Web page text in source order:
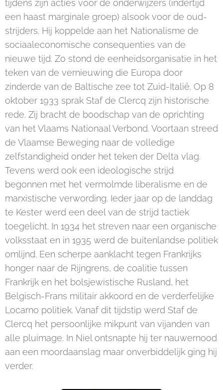
tijdens zijn acties voor de onderwijzers (indertijd
een haast marginale groep) alsook voor de oud-
strijders. Hij koppelde aan het Nationalisme de
sociaaleconomische consequenties van de
nieuwe tijd. Zo stond de eenheidsorganisatie in het
teken van de vernieuwing die Europa door
zinderde van de Baltische zee tot Zuid-Italië. Op 8
oktober 1933 sprak Staf de Clercq zijn historische
rede. Zij bracht de boodschap van de oprichting
van het Vlaams Nationaal Verbond. Voortaan streed
de Vlaamse Beweging naar de volledige
zelfstandigheid onder het teken der Delta vlag.
Tevens werd ook een ideologische strijd
begonnen met het vermolmde liberalisme en de
marxistische verwording. Ieder jaar op de landdag
te Kester werd een deel van de strijd tactiek
toegelicht. In 1934 het streven naar een organische
volksstaat en in 1935 werd de buitenlandse politiek
omlijnd. Een scherpe aanklacht tegen Frankrijks
honger naar de Rijngrens, de coalitie tussen
Frankrijk en het bolsjewistische Rusland, het
Belgisch-Frans militair akkoord en de verderfelijke
Locarno politiek. Vanaf dit tijdstip werd Staf de
Clercq het persoonlijke mikpunt van vijanden van
alle pluimage. In Niel ontsnapte hij ter nauwernood
aan een moordaanslag maar onverbiddelijk ging hij
verder.